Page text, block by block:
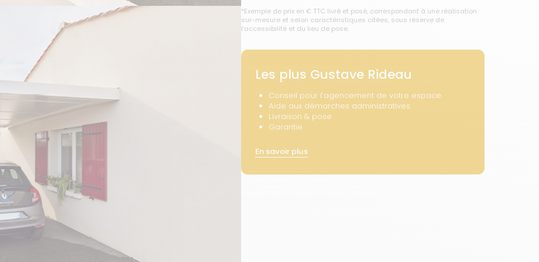
*Exemple de prix en € TTC livré et posé, correspondant à une réalisation
sur-mesure et selon caractéristiques citées, sous réserve de
l’accessibilité et du lieu de pose.
Les plus Gustave Rideau
Conseil pour l’agencement de votre espace
Aide aux démarches administratives
Livraison & pose
Garantie
En savoir plus